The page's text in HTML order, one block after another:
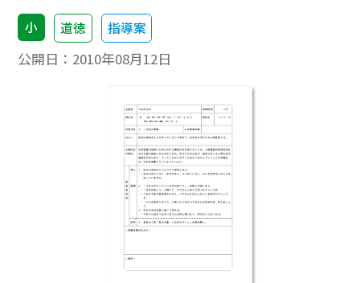
小 道徳 指導案
公開日： 2010年08月12日